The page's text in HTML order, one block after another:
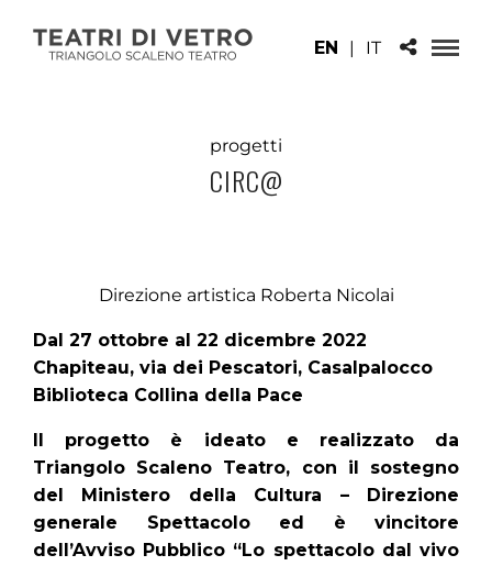
EN | IT
progetti
CIRC@
Direzione artistica Roberta Nicolai
Dal 27 ottobre al 22 dicembre 2022
Chapiteau, via dei Pescatori, Casalpalocco
Biblioteca Collina della Pace
Il progetto è ideato e realizzato da
Triangolo Scaleno Teatro, con il sostegno
del Ministero della Cultura – Direzione
generale Spettacolo ed è vincitore
dell’Avviso Pubblico “Lo spettacolo dal vivo